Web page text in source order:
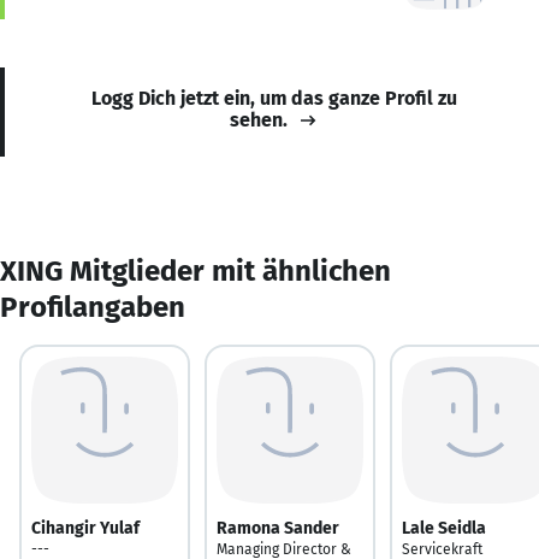
Logg Dich jetzt ein, um das ganze Profil zu
sehen.
XING Mitglieder mit ähnlichen
Profilangaben
Cihangir Yulaf
---
Ramona Sander
Managing Director &
Lale Seidla
Servicekraft